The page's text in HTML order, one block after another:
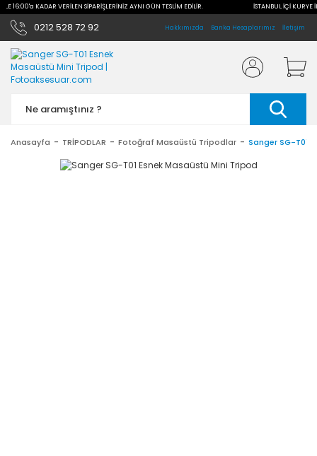
16:00'a KADAR VERİLEN SİPARİŞLERİNİZ AYNI GÜN TESLİM EDİLİR. İSTANBUL İÇİ KURYE
0212 528 72 92 Hakkımızda Banka Hesaplarımız İletişim
Anasayfa TRİPODLAR Fotoğraf Masaüstü Tripodlar Sanger SG-T01